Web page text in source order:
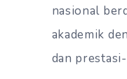
nasional
akademik
dan